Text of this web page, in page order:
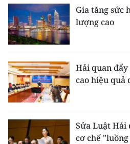
Gia tăng sức
lượng cao
Hải quan đẩy
cao hiệu quả
Sửa Luật Hải
cơ chế